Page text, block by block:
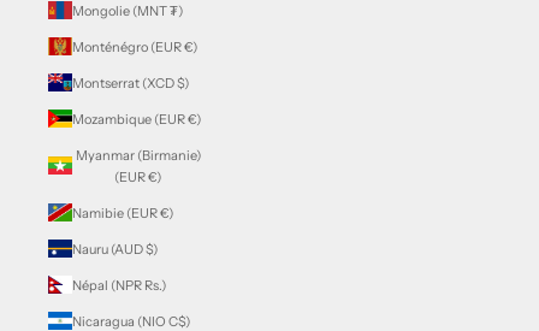
Mongolie (MNT ₮)
Monténégro (EUR €)
Montserrat (XCD $)
Mozambique (EUR €)
Myanmar (Birmanie)
(EUR €)
Namibie (EUR €)
Nauru (AUD $)
Népal (NPR Rs.)
Nicaragua (NIO C$)